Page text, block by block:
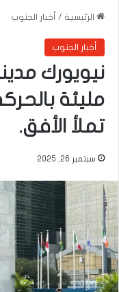
الرئيسية / أخبار الجنوب
أخبار الجنوب
نيويورك
مليئة
تملأ الأفق.
سبتمبر 26, 2025